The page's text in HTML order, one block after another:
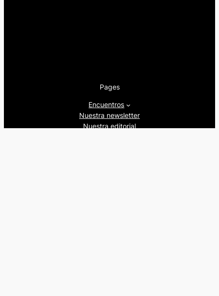
Pages
Encuentros
Nuestra newsletter
Nuestra editorial